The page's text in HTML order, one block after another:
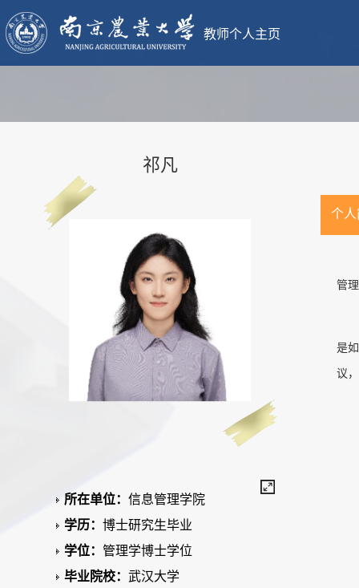
教师个人主页
祁凡
所在单位： 信息管理学院
学历： 博士研究生毕业
学位： 管理学博士学位
毕业院校： 武汉大学
个
管
是
议